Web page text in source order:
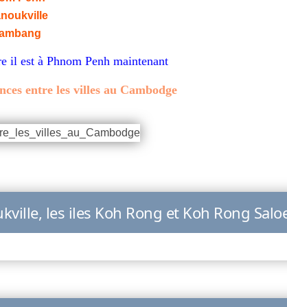
il est à Phnom Penh maintenant
entre les villes au Cambodge
les iles Koh Rong et Koh Rong